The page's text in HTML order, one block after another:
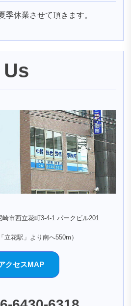
季休業させて頂きます。
崎市西立花町3-4-1 パークビル201
立花駅」より南へ550m）
クセスMAP